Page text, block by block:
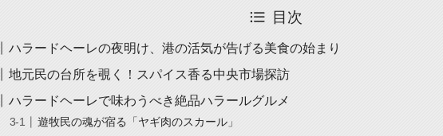
目次
ハラードヘーレの夜明け、港の活気が告げる美食の始まり
地元民の台所を覗く！スパイス香る中央市場探訪
ハラードヘーレで味わうべき絶品ハラールグルメ
遊牧民の魂が宿る「ヤギ肉のスカール」